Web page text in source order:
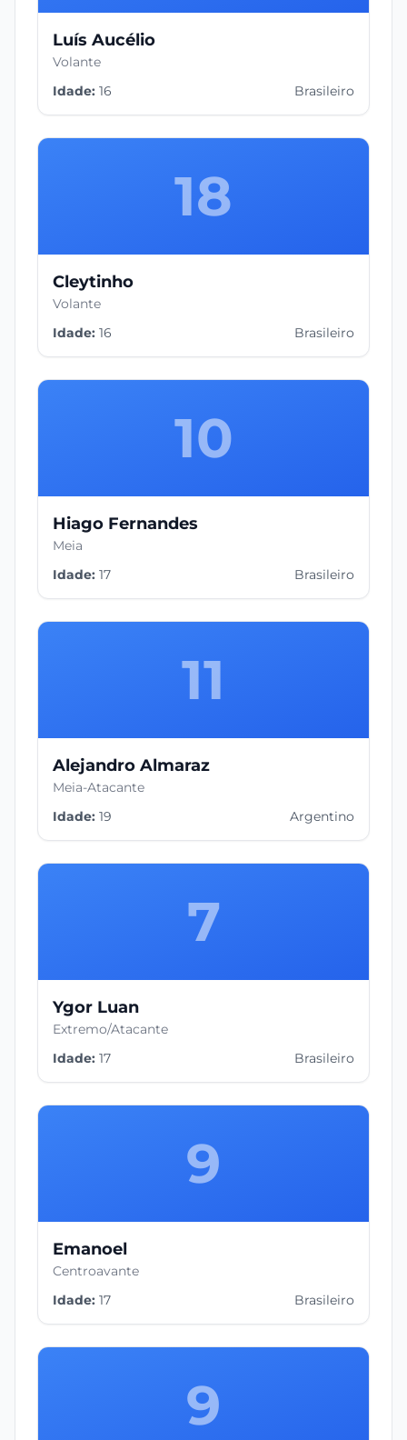
Luís Aucélio
Volante
Idade: 16 Brasileiro
18
Cleytinho
Volante
Idade: 16 Brasileiro
10
Hiago Fernandes
Meia
Idade: 17 Brasileiro
11
Alejandro Almaraz
Meia-Atacante
Idade: 19 Argentino
7
Ygor Luan
Extremo/Atacante
Idade: 17 Brasileiro
9
Emanoel
Centroavante
Idade: 17 Brasileiro
9